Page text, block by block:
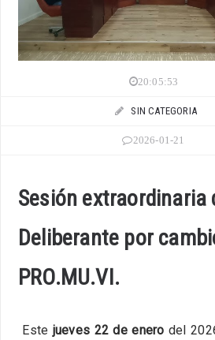
20:05:53
SIN CATEGORIA
2026-01-21
Sesión extraordinaria
Deliberante por
PRO.MU.VI.
Este jueves 22 de enero del